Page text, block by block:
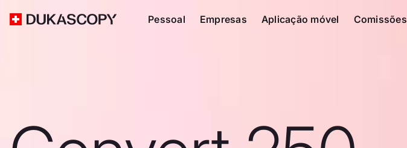
Pessoal Empresas Aplicação móvel Comissões